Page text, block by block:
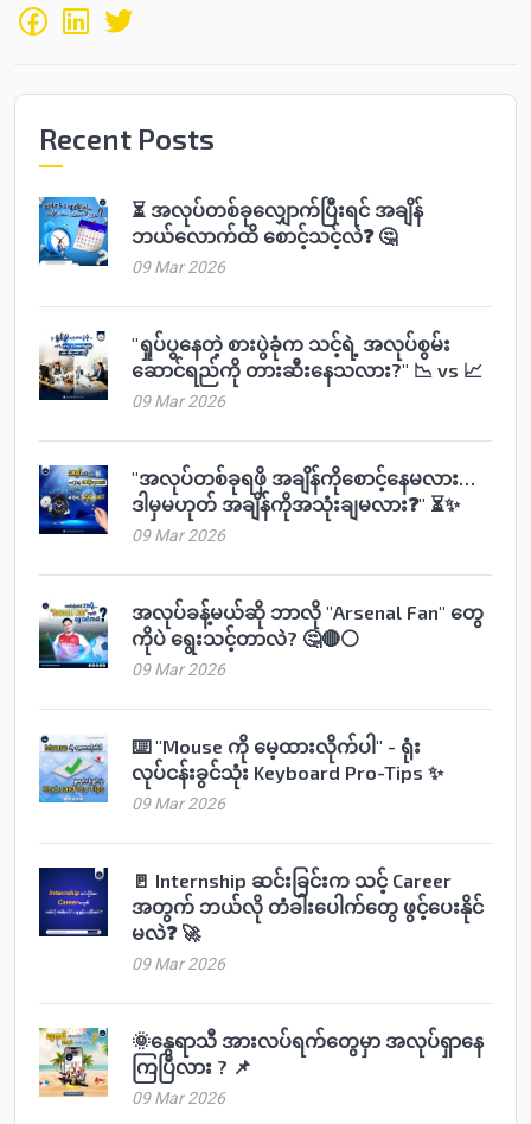
Recent Posts
⏳ အလုပ်တစ်ခုလျှောက်ပြီးရင် အချိန်
ဘယ်လောက်ထိ စောင့်သင့်လဲ❓ 🤔
09 Mar 2026
"ရှုပ်ပွနေတဲ့ စားပွဲခုံက သင့်ရဲ့ အလုပ်စွမ်း
ဆောင်ရည်ကို တားဆီးနေသလား?" 📉 vs 📈
09 Mar 2026
"အလုပ်တစ်ခုရဖို အချိန်ကိုစောင့်နေမလား…
ဒါမှမဟုတ် အချိန်ကိုအသုံးချမလား❓" ⏳✨
09 Mar 2026
အလုပ်ခန့်မယ်ဆို ဘာလို "Arsenal Fan" တွေ
ကိုပဲ ရွေးသင့်တာလဲ? 🤔🔴⚪️
09 Mar 2026
⌨️ "Mouse ကို မေ့ထားလိုက်ပါ" - ရုံး
လုပ်ငန်းခွင်သုံး Keyboard Pro-Tips ✨
09 Mar 2026
🚪 Internship ဆင်းခြင်းက သင့် Career
အတွက် ဘယ်လို တံခါးပေါက်တွေ ဖွင့်ပေးနိုင်
မလဲ❓ 🚀
09 Mar 2026
🌞နွေရာသီ အားလပ်ရက်တွေမှာ အလုပ်ရှာနေ
ကြပြီလား ? 📌
09 Mar 2026